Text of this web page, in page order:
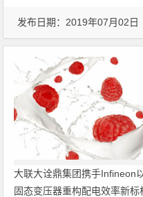
发布日期：2019年07月02
大联大诠鼎集团携手Infineon
固态变压器重构配电效率新标